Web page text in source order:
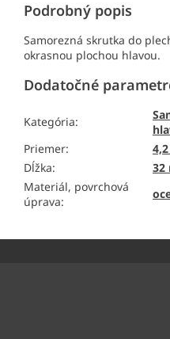
Podrobný popis
Samorezná skrutka do
okrasnou plochou hlavou.
Dodatočné
Kategória:
Priemer:
Dĺžka:
32
Materiál, povrchová
úprava: